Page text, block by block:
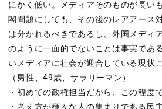
にかく低い。メディアそのものが長い
閣問題にしても、その後のレアアース
は分かれるべきであるし、外国メディ
のように一面的でないことは事実であ
いメディアに社会が迎合している現状
（男性、49歳、サラリーマン）
・初めての政権担当だから、この程度